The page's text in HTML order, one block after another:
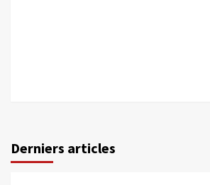
Derniers articles